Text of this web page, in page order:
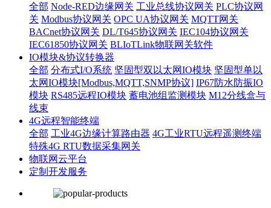
全部 Node-RED边缘网关 工业总线协议网关 PLC协议网
关 Modbus协议网关 OPC UA协议网关 MQTT网关
BACnet协议网关 DL/T645协议网关 IEC104协议网关
IEC61850协议网关 BLIoTLink物联网关软件
IO模块&协议转换器
全部 分布式I/O系统 坚固型双以太网IO模块 坚固型单以
太网IO模块[Modbus,MQTT,SNMP协议] IP67防水防振IO
模块 RS485远程IO模块 蓄电池组监测模块 M12分线盒与
线束
4G远程智能终端
全部 工业4G边缘计算路由器 4G工业RTU远程遥测终端
特殊4G RTU数据采集网关
物联网云平台
定制开发服务